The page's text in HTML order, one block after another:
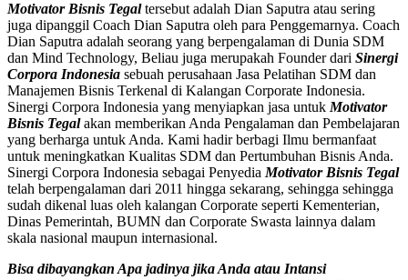
Motivator Bisnis Tegaltersebut adalah Dian Saputra atau sering
juga dipanggil Coach Dian Saputra oleh para Penggemarnya. Coach
Dian Saputra adalah seorang yang berpengalaman di Dunia SDM
dan Mind Technology, Beliau juga merupakah Founder dari Sinergi
Corpora Indonesia sebuah perusahaan Jasa Pelatihan SDM dan
Manajemen Bisnis Terkenal di Kalangan Corporate Indonesia.
Sinergi Corpora Indonesia yang menyiapkan jasa untuk Motivator
Bisnis Tegalakan memberikan Anda Pengalaman dan Pembelajaran
yang berharga untuk Anda. Kami hadir berbagi Ilmu bermanfaat
untuk meningkatkan Kualitas SDM dan Pertumbuhan Bisnis Anda.
Sinergi Corpora Indonesia sebagai Penyedia Motivator Bisnis Tegal
telah berpengalaman dari 2011 hingga sekarang, sehingga sehingga
sudah dikenal luas oleh kalangan Corporate seperti Kementerian,
Dinas Pemerintah, BUMN dan Corporate Swasta lainnya dalam
skala nasional maupun internasional.
Bisa dibayangkan Apa jadinya jika Anda atau Intansi